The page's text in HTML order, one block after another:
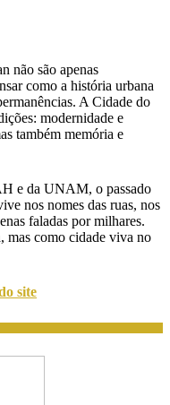
não são apenas
como a história urbana
A Cidade do
modernidade e
também memória e
e da UNAM, o passado
nos nomes das ruas, nos
faladas por milhares.
como cidade viva no
site